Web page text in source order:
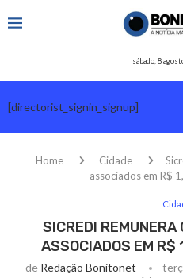
sábado, 8
[directorist_signin_signup]
Home Cidade
associados em R$
SICREDI
ASSOCIADOS EM
de Redação Bonitonet